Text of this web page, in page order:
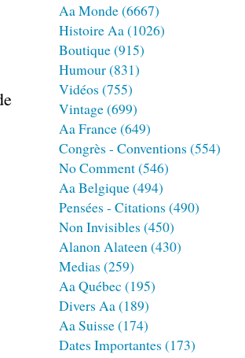
Aa Monde(6667)
Histoire Aa(1026)
Boutique(915)
Humour(831)
Vidéos (755)
Vintage(699)
Aa France(649)
Congrès - Conventions (554)
No Comment(546)
Aa Belgique(494)
Pensées - Citations (490)
Non Invisibles (450)
Alanon Alateen(430)
Medias (259)
Aa Québec (195)
Divers Aa(189)
Aa Suisse(174)
Dates Importantes (173)